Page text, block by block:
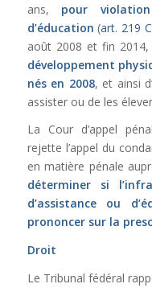
ans, pour
d’éducation (art. 219
août 2008 et fin 2014,
développement
nés en 2008, et ainsi
assister ou de les
La Cour d’appel
rejette l’appel du
en matière pénale
déterminer si
d’assistance ou
prononcer sur la
Droit
Le Tribunal fédéral